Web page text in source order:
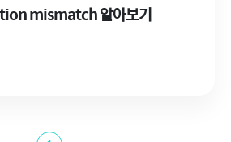
mismatch 알아보기